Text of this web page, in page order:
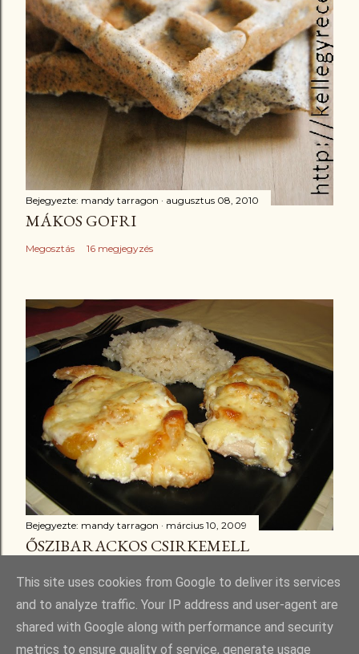
Bejegyezte: mandy tarragon augusztus 08, 2010
MÁKOS GOFRI
Megosztás 16 megjegyzés
Bejegyezte: mandy tarragon március 10, 2009
ŐSZIBARACKOS CSIRKEMELL
This site uses cookies from Google to deliver its services
and to analyze traffic. Your IP address and user-agent are
shared with Google along with performance and security
metrics to ensure quality of service, generate usage